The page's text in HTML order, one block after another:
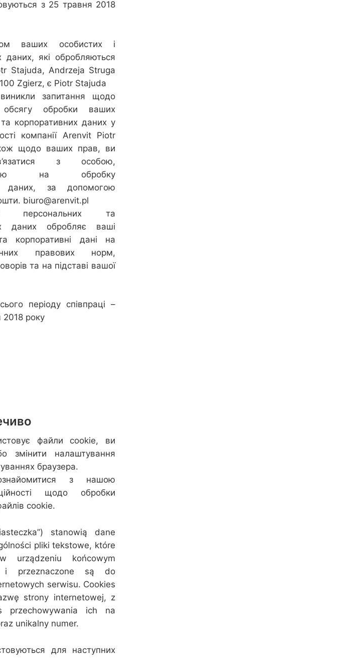
з 25 травня 2018
ваших особистих і
даних, які обробляються
Stajuda, Andrzeja Struga
Zgierz, є Piotr Stajuda
запитання щодо
обробки ваших
корпоративних даних у
компанії Arenvit Piotr
щодо ваших прав, ви
з особою,
на обробку
даних, за допомогою
biuro@arenvit.pl
персональних та
даних обробляє ваші
корпоративні дані на
правових норм,
та на підставі вашої
періоду співпраці –
року
файли cookie, ви
змінити налаштування
браузера.
з нашою
щодо обробки
cookie.
stanowią dane
pliki tekstowe, które
urządzeniu końcowym
i przeznaczone są do
serwisu. Cookies
strony internetowej, z
przechowywania ich na
unikalny numer.
для наступних